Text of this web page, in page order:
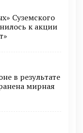
Суземского
к акции
в результате
мирная